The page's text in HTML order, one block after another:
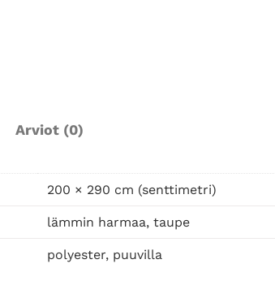
Arviot (0)
200 × 290 cm (senttimetri)
lämmin harmaa, taupe
polyester, puuvilla